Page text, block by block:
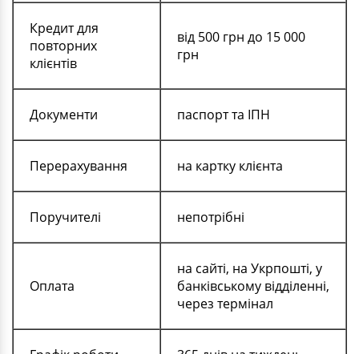
Кредит для
повторних
клієнтів
від 500 грн до 15 000
грн
Документи паспорт та ІПН
Перерахування на картку клієнта
Поручителі непотрібні
Оплата
на сайті, на Укрпошті, у
банківському відділенні,
через термінал